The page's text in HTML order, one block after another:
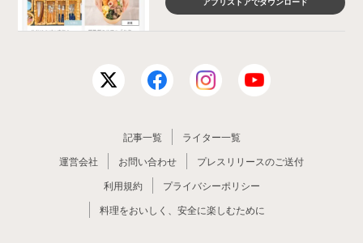
記事一覧
ライター一覧
運営会社
お問い合わせ
プレスリリースのご送付
利用規約
プライバシーポリシー
料理をおいしく、安全に楽しむために